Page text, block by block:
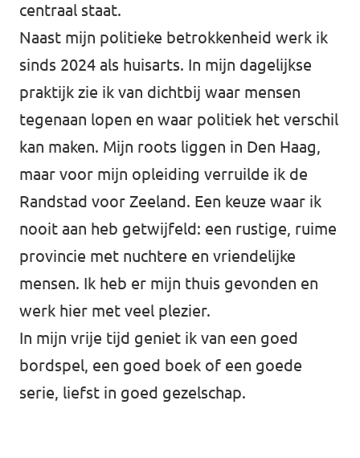
centraal staat.
Naast mijn politieke betrokkenheid werk ik
sinds 2024 als huisarts. In mijn dagelijkse
praktijk zie ik van dichtbij waar mensen
tegenaan lopen en waar politiek het verschil
kan maken. Mijn roots liggen in Den Haag,
maar voor mijn opleiding verruilde ik de
Randstad voor Zeeland. Een keuze waar ik
nooit aan heb getwijfeld: een rustige, ruime
provincie met nuchtere en vriendelijke
mensen. Ik heb er mijn thuis gevonden en
werk hier met veel plezier.
In mijn vrije tijd geniet ik van een goed
bordspel, een goed boek of een goede
serie, liefst in goed gezelschap.